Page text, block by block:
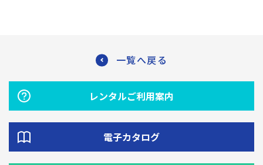
一覧へ戻る
レンタルご利用案内
電子カタログ